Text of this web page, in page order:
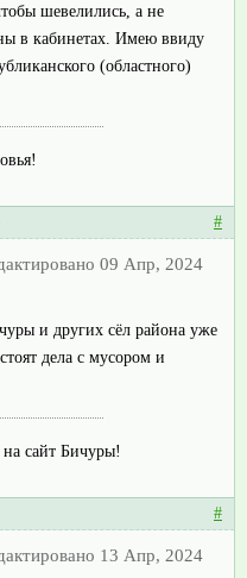
шевелились, а не
в кабинетах. Имею ввиду
(областного)
#
09 Апр, 2024
и других сёл района уже
дела с мусором и
сайт Бичуры!
#
13 Апр, 2024